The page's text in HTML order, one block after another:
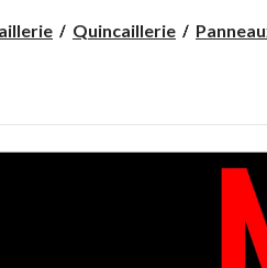
Quincaillerie